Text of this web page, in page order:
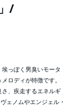
/
っぽく男臭いモータ
ロディが特徴です。
、疾走するエネルギ
ェノムやエンジェル・